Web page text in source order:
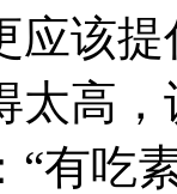
应该
太高
“有吃